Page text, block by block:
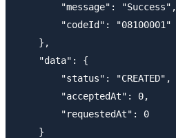
        "message": "Success",
        "codeId": "08100001"
    },
    "data": {
        "status": "CREATED",
        "acceptedAt": 0,
        "requestedAt": 0
    }